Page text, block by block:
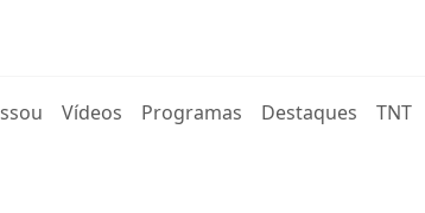
Vídeos Programas Destaques TNT